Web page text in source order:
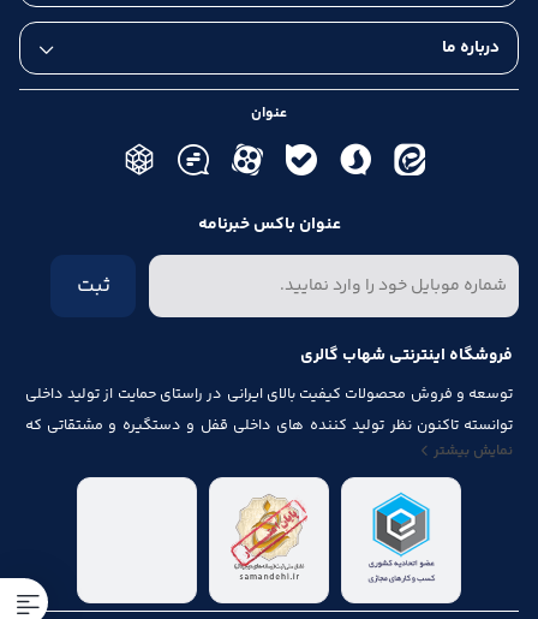
درباره ما
عنوان
عنوان باکس خبرنامه
ثبت
فروشگاه اینترنتی شهاب گالری
توسعه و فروش محصولات کیفیت بالای ایرانی در راستای حمایت از تولید داخلی
توانسته تاکنون نظر تولید کننده های داخلی قفل و دستگیره و مشتقاتی که
مرتبط با درب و پنجره باشد از قبیل شماره پلاک، جک آرام بند ، فنر های در ، لولا ،
چرخ ، پیچ ، ریل ، پایه کابینت و لوازم آلات مصرف شده در کابینت را به خود جلب
نمایش بیشتر